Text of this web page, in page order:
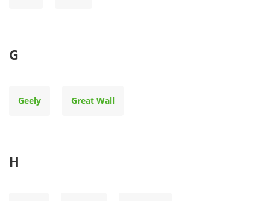
G
Geely Great Wall
H